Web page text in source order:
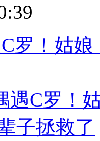
罗！姑